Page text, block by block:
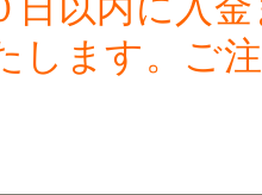
します。ご